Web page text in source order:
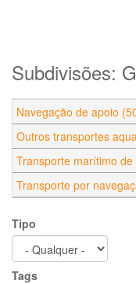
Subdivisões:
Navegação de apoio
Outros transportes
Transporte marítimo
Transporte por
Tipo
Tags